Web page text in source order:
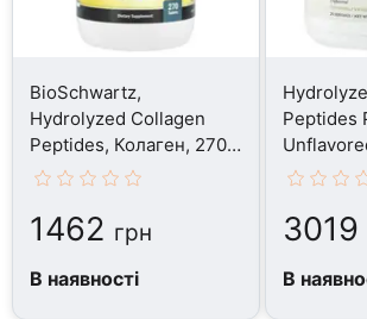
BioSchwartz,
Hydrolyzed Collagen
Peptides, Колаген, 270
таблеток
1462 грн
В наявності
Peptides
500 г
3019
В